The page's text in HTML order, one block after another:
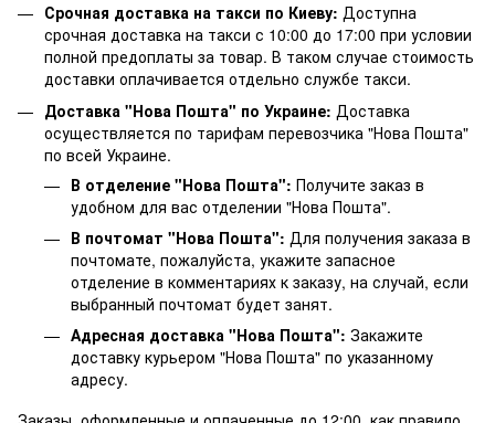
Срочная доставка на такси по Киеву: Доступна
срочная доставка на такси с 10:00 до 17:00 при условии
полной предоплаты за товар. В таком случае стоимость
доставки оплачивается отдельно службе такси.
Доставка "Нова Пошта" по Украине: Доставка
осуществляется по тарифам перевозчика "Нова Пошта"
по всей Украине.
В отделение "Нова Пошта": Получите заказ в
удобном для вас отделении "Нова Пошта".
В почтомат "Нова Пошта": Для получения заказа в
почтомате, пожалуйста, укажите запасное
отделение в комментариях к заказу, на случай, если
выбранный почтомат будет занят.
Адресная доставка "Нова Пошта": Закажите
доставку курьером "Нова Пошта" по указанному
адресу.